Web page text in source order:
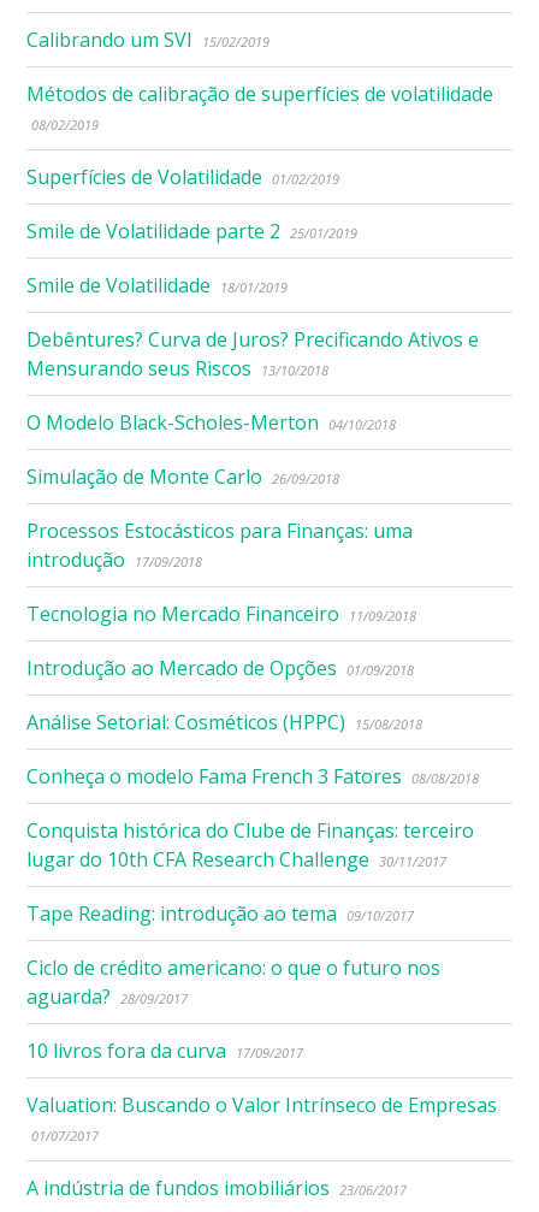
Calibrando um SVI 15/02/2019
Métodos de calibração de superfícies de volatilidade
08/02/2019
Superfícies de Volatilidade 01/02/2019
Smile de Volatilidade parte 2 25/01/2019
Smile de Volatilidade 18/01/2019
Debêntures? Curva de Juros? Precificando Ativos e
Mensurando seus Riscos
13/10/2018
O Modelo Black-Scholes-Merton 04/10/2018
Simulação de Monte Carlo 26/09/2018
Processos Estocásticos para Finanças: uma
introdução
17/09/2018
Tecnologia no Mercado Financeiro 11/09/2018
Introdução ao Mercado de Opções 01/09/2018
Análise Setorial: Cosméticos (HPPC) 15/08/2018
Conheça o modelo Fama French 3 Fatores 08/08/2018
Conquista histórica do Clube de Finanças: terceiro
lugar do 10th CFA Research Challenge
30/11/2017
Tape Reading: introdução ao tema 09/10/2017
Ciclo de crédito americano: o que o futuro nos
aguarda?
28/09/2017
10 livros fora da curva 17/09/2017
Valuation: Buscando o Valor Intrínseco de Empresas
01/07/2017
A indústria de fundos imobiliários 23/06/2017